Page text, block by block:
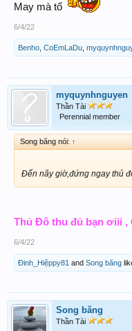
May mà tố
6/4/22
Benho CoEmLaDu
myquynhnguyen
Thần Tài
Perennial member
Song băng nói: ↑
Đến nãy giờ,đứng ngay thủ
Thủ Đô thu đủ bạn ơiii ,
6/4/22
Đinh_Hiệppy81 and Song băng
Song băng
Thần Tài